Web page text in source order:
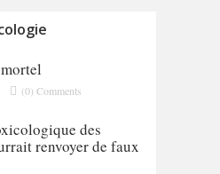
(0) Comments
des
renvoyer de faux